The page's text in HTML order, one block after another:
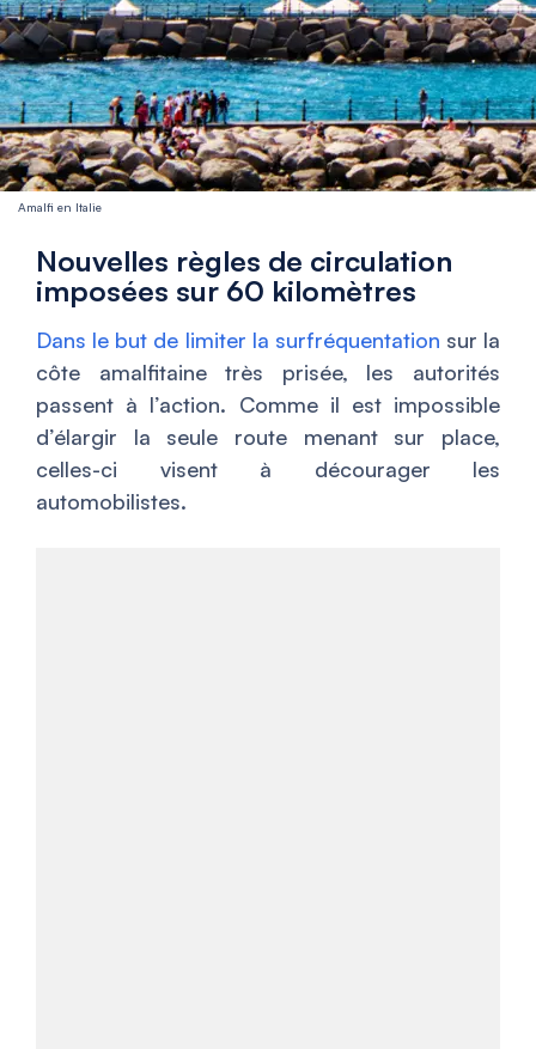
Amalfi en Italie
Nouvelles règles de circulation
imposées sur 60 kilomètres
Dans le but de limiter la surfréquentation sur la
côte amalfitaine très prisée, les autorités
passent à l’action. Comme il est impossible
d’élargir la seule route menant sur place,
celles-ci visent à décourager les
automobilistes.